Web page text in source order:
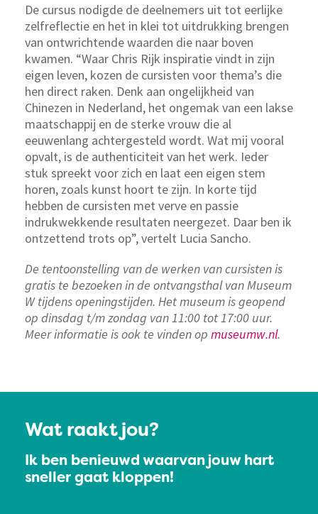
De cursus nodigde de deelnemers uit tot eerlijke
zelfreflectie en het in klei tot uitdrukking brengen
van ontwrichtende waarden die naar boven
kwamen. “Waar Chris Rijk inspiratie vindt in zijn
eigen leven, kozen de cursisten voor thema’s die
hen direct raken. Denk aan ongelijkheid van
Chinezen in Nederland, het ongemak van een lakse
maatschappij en de sterke vrouw die al
eeuwenlang achtergesteld wordt. Wat mij vooral
opvalt, is de authenticiteit van het werk. Ieder
stuk spreekt voor zich en laat een eigen stem
horen, zoals kunst hoort te zijn. In korte tijd
hebben de cursisten met verve en passie
indrukwekkende resultaten neergezet. Daar ben ik
ontzettend trots op”, vertelt Lucia Sancho.
De tentoonstelling van de werken van cursisten is
gratis te bezoeken in de ontvangsthal van Museum
W tijdens openingstijden. Het museum is geopend
op dinsdag t/m zondag van 11:00 tot 17:00 uur.
Meer informatie is ook te vinden op museumw.nl.
Wat raakt jou?
Ik ben benieuwd waarvan jouw hart
sneller gaat kloppen!